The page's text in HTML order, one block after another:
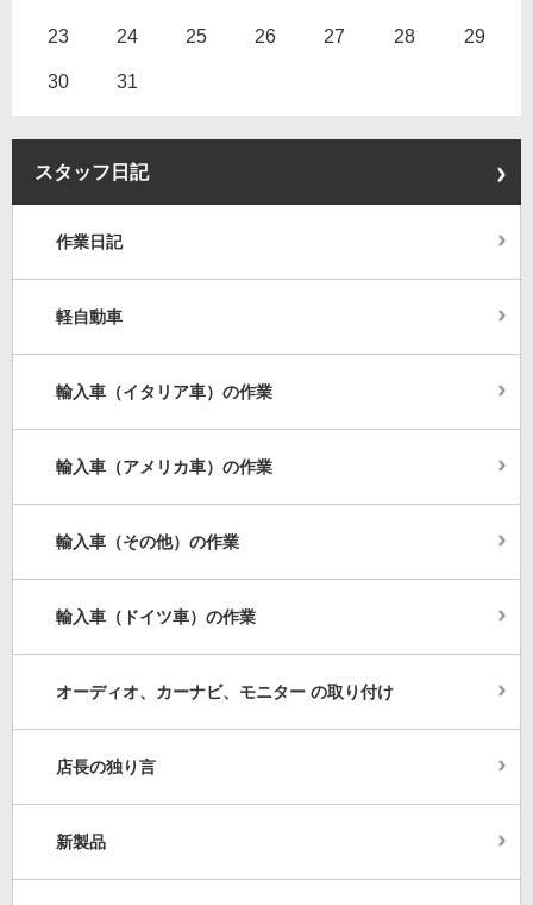
23 24 25 26 27 28 29
30 31
スタッフ日記
作業日記
軽自動車
輸入車（イタリア車）の作業
輸入車（アメリカ車）の作業
輸入車（その他）の作業
輸入車（ドイツ車）の作業
オーディオ、カーナビ、モニター の取り付け
店長の独り言
新製品